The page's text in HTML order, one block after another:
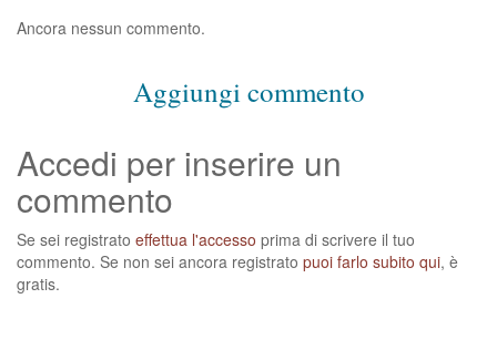
Ancora nessun commento.
Aggiungi commento
Accedi per inserire un
commento
Se sei registrato effettua l'accesso prima di scrivere il tuo
commento. Se non sei ancora registrato puoi farlo subito qui, è
gratis.